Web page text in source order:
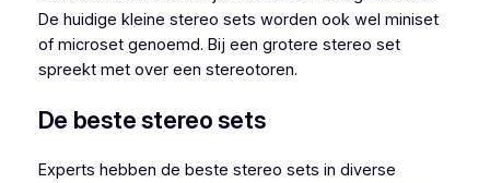
De huidige kleine stereo sets worden ook wel miniset
of microset genoemd. Bij een grotere stereo set
spreekt met over een stereotoren.
De beste stereo sets
Experts hebben de beste stereo sets in diverse